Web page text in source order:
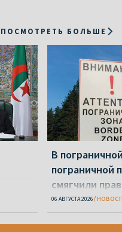
ПОСМОТРЕТЬ БОЛЬШЕ
В
пограничной
смягчили
06 АВГУСТА 2026